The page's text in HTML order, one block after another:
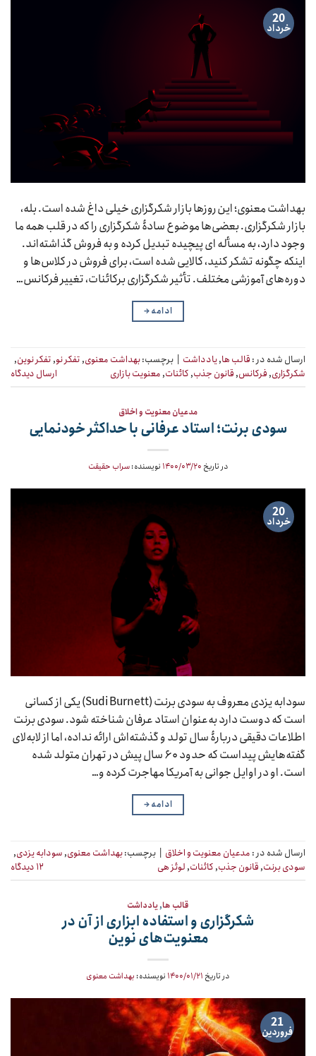
20
خرداد
بهداشت معنوی؛ این روزها بازار شکرگزاری خیلی داغ شده است. بله،
بازار شکرگزاری. بعضی‌ها موضوع سادۀ شکرگزاری را که در قلب همه ما
وجود دارد، به مسأله ای پیچیده تبدیل کرده و به فروش گذاشته‌اند.
اینکه چگونه تشکر کنید، کالایی شده است، برای فروش در کلاس‌ها و
دوره‌های آموزشی مختلف. تأثیر شکرگزاری برکائنات، تغییر فرکانس…
ادامه→
ارسال شده در : قالب ها,یادداشت برچسب:بهداشت معنوی,تفکر نو,تفکر نوین,
شکرگزاری,فرکانس,قانون جذب,کائنات,معنویت بازاری ارسال دیدگاه
مدعیان معنویت و اخلاق
سودی برنت؛ استاد عرفانی با حداکثر خودنمایی
در تاریخ ۱۴۰۰/۰۳/۲۰ نویسنده:سراب حقیقت
20
خرداد
سودابه یزدی معروف به سودی برنت (Sudi Burnett) یکی از کسانی
است که دوست دارد به‌عنوان استاد عرفان شناخته شود. سودی برنت
اطلاعات دقیقی دربارۀ سال تولد و گذشته‌اش ارائه نداده، اما از لابه‌لای
گفته‌هایش پیداست که حدود ۶۰ سال پیش در تهران متولد شده
است. او در اوایل جوانی به آمریکا مهاجرت کرده و…
ادامه→
ارسال شده در : مدعیان معنویت و اخلاق برچسب:بهداشت معنوی,سودابه یزدی,
سودی برنت,قانون جذب,کائنات,لوئز هی ۱۲ دیدگاه
قالب ها,یادداشت
شکرگزاری و استفاده ابزاری از آن در
معنویت‌های نوین
در تاریخ ۱۴۰۰/۰۱/۲۱ نویسنده: بهداشت معنوی
21
فروردین